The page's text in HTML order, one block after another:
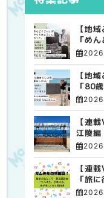
【地
「め
よう」
自由
【地
「80
い」
【連
江陵編
時間 ―
【連
「旅
尾に